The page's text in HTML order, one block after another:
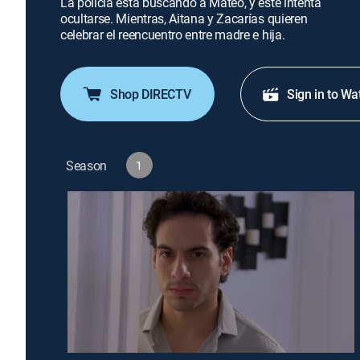
ocultarse. Mientras, Aitana y Zacarías quieren
celebrar el reencuentro entre madre e hija.
Shop DIRECTV Sign in to
Season 1